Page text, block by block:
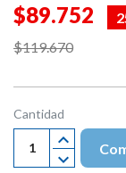
$89.752
$119.670
Cantidad